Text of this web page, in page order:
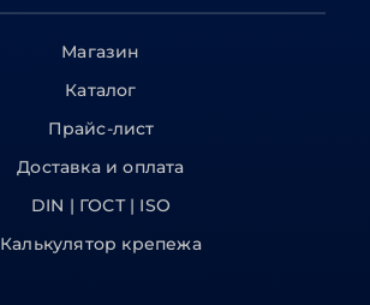
Магазин
Каталог
Прайс-лист
Доставка и оплата
DIN | ГОСТ | ISO
Калькулятор крепежа